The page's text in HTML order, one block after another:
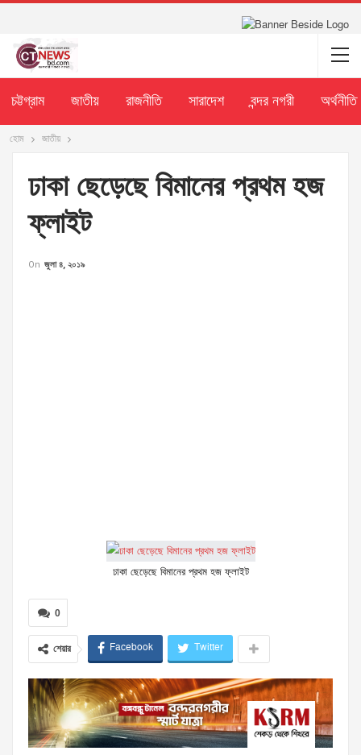
চট্টগ্রাম জাতীয় রাজনীতি সারাদেশ বন্দর নগরী অর্থনীতি
হোম জাতীয়
ঢাকা ছেড়েছে বিমানের প্রথম হজ
ফ্লাইট
On জুলা ৪, ২০১৯
ঢাকা ছেড়েছে বিমানের প্রথম হজ ফ্লাইট
0
শেয়ার Facebook Twitter